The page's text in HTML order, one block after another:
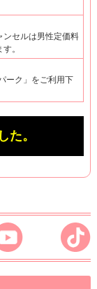
ンセルは男性定価料
。
ーク」をご利用下
た。